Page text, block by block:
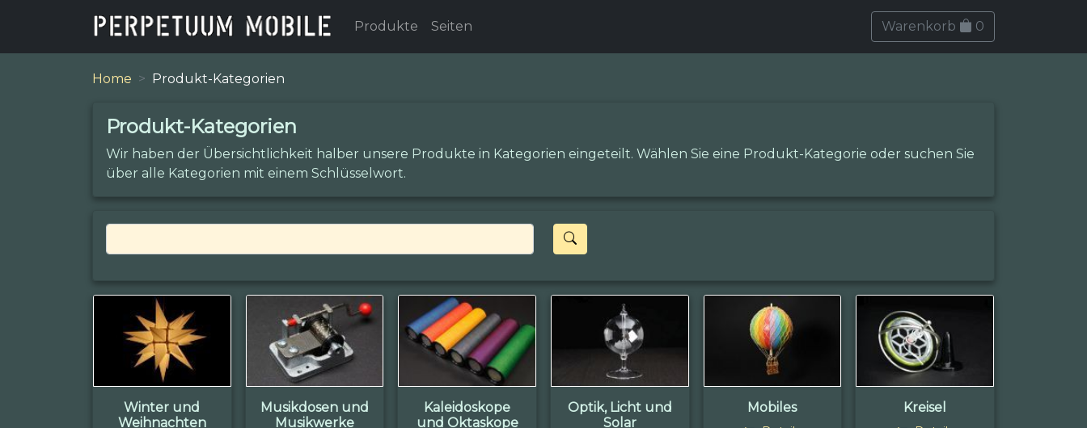
Produkte Seiten Warenkorb 0
Home Produkt-Kategorien
Produkt-Kategorien
Wir haben der Übersichtlichkeit halber unsere Produkte in Kategorien eingeteilt. Wählen Sie eine Produkt-Kategorie oder suchen Sie
über alle Kategorien mit einem Schlüsselwort.
Winter und
Weihnachten
Musikdosen und
Musikwerke
Kaleidoskope
und Oktaskope
Optik, Licht und
Solar
Mobiles Kreisel